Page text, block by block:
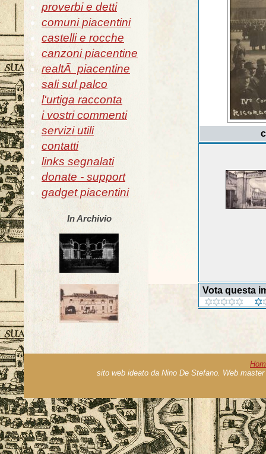
proverbi e detti
comuni piacentini
castelli e rocche
canzoni piacentine
realtÃ piacentine
sali sul palco
l'urtiga racconta
i vostri commenti
servizi utili
contatti
links segnalati
donate - support
gadget piacentini
In Archivio
Vota questa
sito web ideato da Nino De Stefano. Web